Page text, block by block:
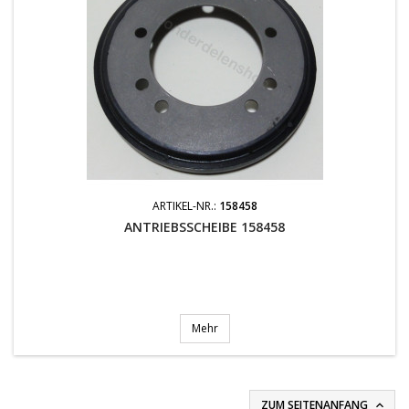
ARTIKEL-NR.: 158458
ANTRIEBSSCHEIBE 158458
Mehr
ZUM SEITENANFANG 